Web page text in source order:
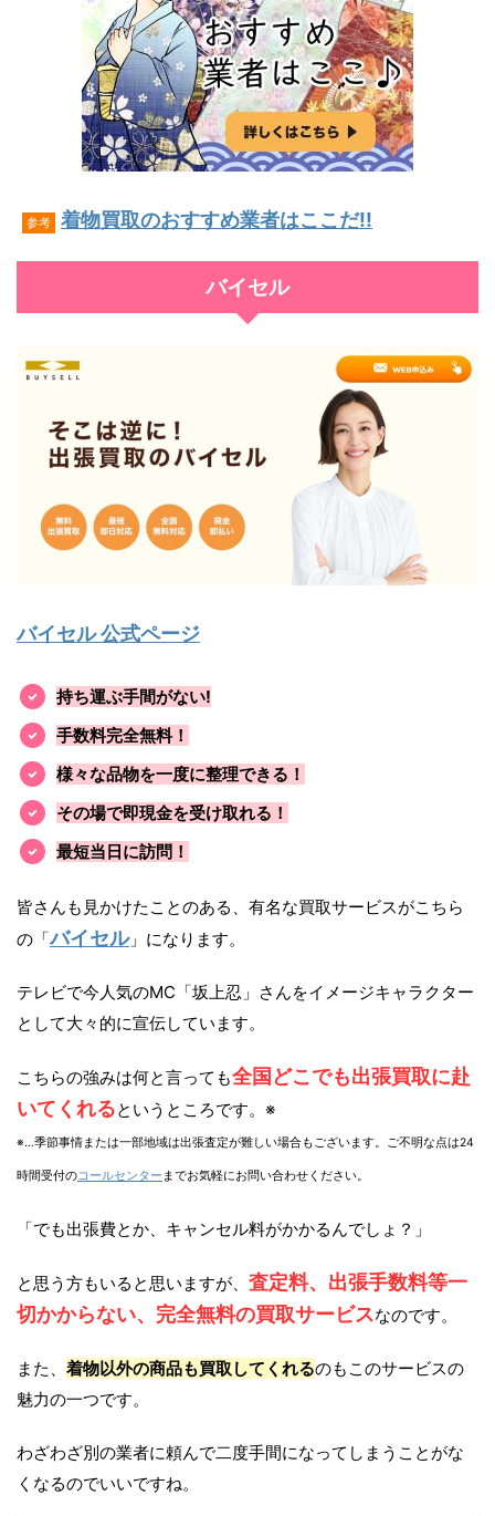
参考 着物買取のおすすめ業者はここだ!!
バイセル
バイセル 公式ページ
持ち運ぶ手間がない!
手数料完全無料！
様々な品物を一度に整理できる！
その場で即現金を受け取れる！
最短当日に訪問！
皆さんも見かけたことのある、有名な買取サービスがこちら
の「バイセル」になります。
テレビで今人気のMC「坂上忍」さんをイメージキャラクター
として大々的に宣伝しています。
こちらの強みは何と言っても全国どこでも出張買取に赴
いてくれるというところです。※
※…季節事情または一部地域は出張査定が難しい場合もございます。ご不明な点は24
時間受付のコールセンター までお気軽にお問い合わせください。
「でも出張費とか、キャンセル料がかかるんでしょ？」
と思う方もいると思いますが、 査定料、出張手数料等一
切かからない、完全無料の買取サービスなのです。
また、 着物以外の商品も買取してくれるのもこのサービスの
魅力の一つです。
わざわざ別の業者に頼んで二度手間になってしまうことがな
くなるのでいいですね。